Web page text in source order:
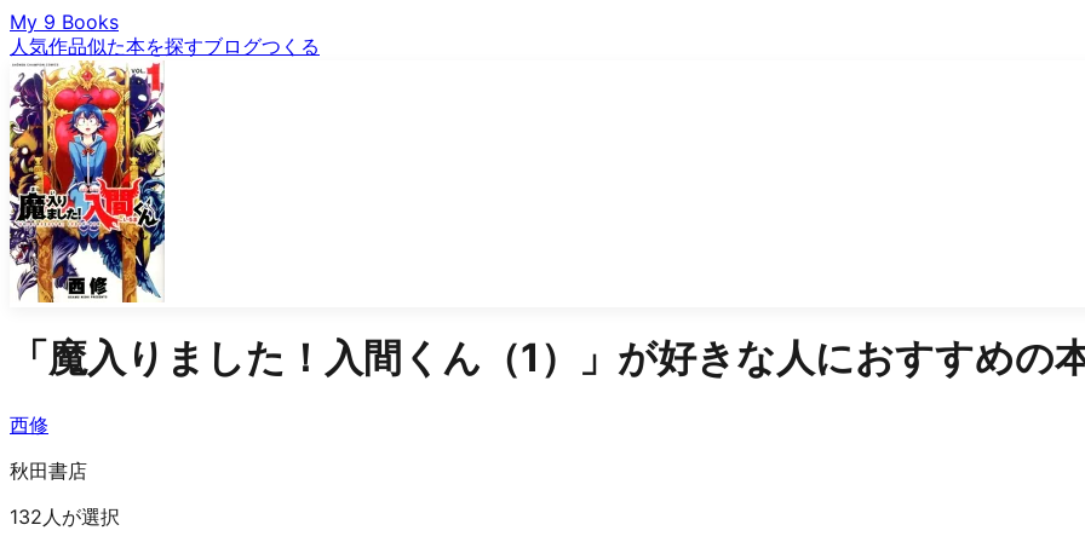
My 9 Books
人気作品似た本を探すブログつくる
「魔入りました！入間くん（1） 」が好きな人におすすめの
西修
秋田書店
132人が選択